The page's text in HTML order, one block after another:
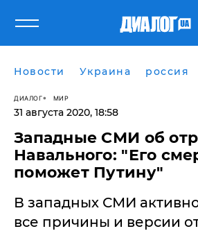
Новости Украина россия
ДИАЛОГ МИР
31 августа 2020, 18:58
Западные СМИ об
Навального: "Его
поможет Путину"
В западных СМИ
все причины и версии